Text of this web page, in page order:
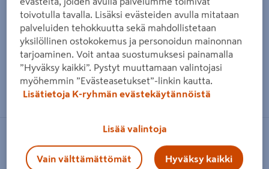
Zoomaa kuvaa sormilla kosketusnäytöllä
Juurilevy VILPE Vartti 177/57 musta
toivotulla tavalla. Lisäksi evästeiden avulla mitataan
palveluiden tehokkuutta sekä mahdollistetaan
yksilöllinen ostokokemus ja personoidun mainonnan
tarjoaminen. Voit antaa suostumuksesi painamalla
”Hyväksy kaikki”. Pystyt muuttamaan valintojasi
myöhemmin ”Evästeasetukset”-linkin kautta.
Lisätietoja K-ryhmän evästekäytännöistä
Lisää valintoja
Vain välttämättömät Hyväksy kaikki